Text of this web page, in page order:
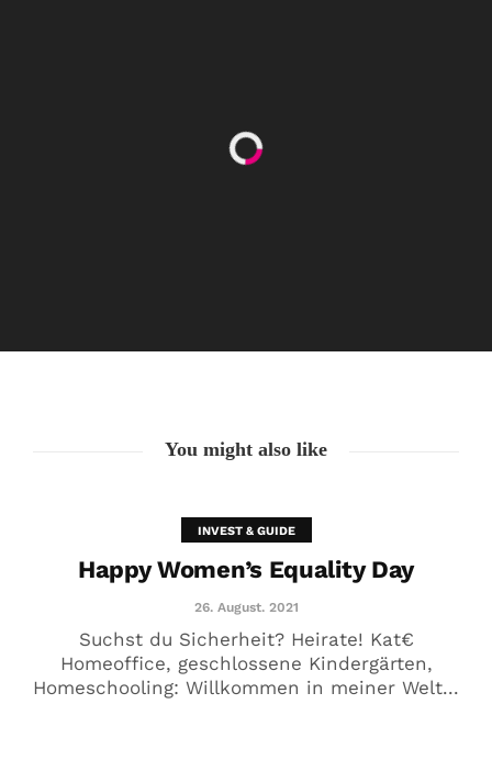
26. August. 2021
🥰 Kat€ in Love with …
You might also like
INVEST & GUIDE
Happy Women’s Equality Day
26. August. 2021
Suchst du Sicherheit? Heirate! Kat€
Homeoffice, geschlossene Kindergärten,
Homeschooling: Willkommen in meiner Welt...